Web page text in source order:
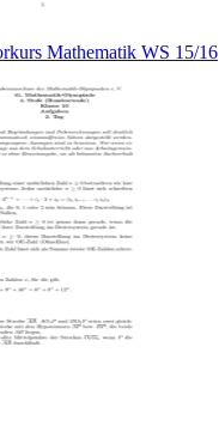
Mathematik WS 15/16